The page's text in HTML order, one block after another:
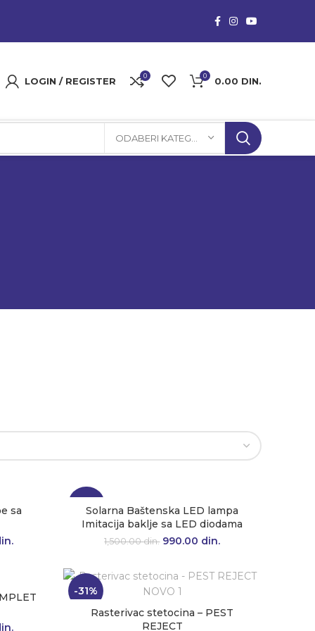
LOGIN / REGISTER 0 0 0.00 DIN.
sa
cena je
2,490.00 din..
-34%
Solarna Baštenska LED lampa
Imitacija baklje sa LED diodama
1,500.00din.
Originalna cena je
990.00 din.
cena je
-31%
Rasterivac stetocina – PEST
REJECT